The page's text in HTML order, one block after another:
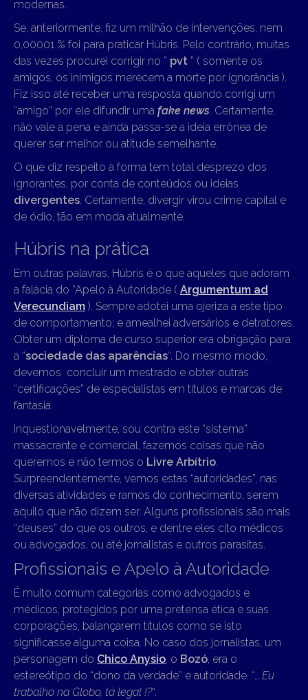
modernas.
Se, anteriormente, fiz um milhão de intervenções, nem
0,00001 % foi para praticar Húbris. Pelo contrário, muitas
das vezes procurei corrigir no ” pvt ” ( somente os
amigos, os inimigos merecem a morte por ignorância ).
Fiz isso até receber uma resposta quando corrigi um
“amigo” por ele difundir uma fake news . Certamente,
não vale a pena e ainda passa-se a ideia errônea de
querer ser melhor ou atitude semelhante.
O que diz respeito à forma tem total desprezo dos
ignorantes, por conta de conteúdos ou ideias
divergentes . Certamente, divergir virou crime capital e
de ódio, tão em moda atualmente.
Húbris na prática
Em outras palavras, Húbris é o que aqueles que adoram
a falácia do “Apelo à Autoridade ( Argumentum ad
Verecundiam ). Sempre adotei uma ojeriza a este tipo
de comportamento; e amealhei adversários e detratores.
Obter um diploma de curso superior era obrigação para
a “sociedade das aparências“. Do mesmo modo,
devemos concluir um mestrado e obter outras
“certificações” de especialistas em títulos e marcas de
fantasia.
Inquestionavelmente, sou contra este “sistema”
massacrante e comercial, fazemos coisas que não
queremos e não termos o Livre Arbítrio
Surpreendentemente, vemos estas “autoridades”, nas
diversas atividades e ramos do conhecimento, serem
aquilo que não dizem ser. Alguns profissionais são mais
“deuses” do que os outros, e dentre eles cito médicos
ou advogados, ou até jornalistas e outros parasitas.
Profissionais e Apelo à Autoridade
É muito comum categorias como advogados e
médicos, protegidos por uma pretensa ética e suas
corporações, balançarem títulos como se isto
significasse alguma coisa. No caso dos jornalistas, um
personagem do Chico Anysio , o Bozó , era o
estereótipo do “dono da verdade” e autoridade. “… Eu
trabalho na Globo, tá legal !?“.